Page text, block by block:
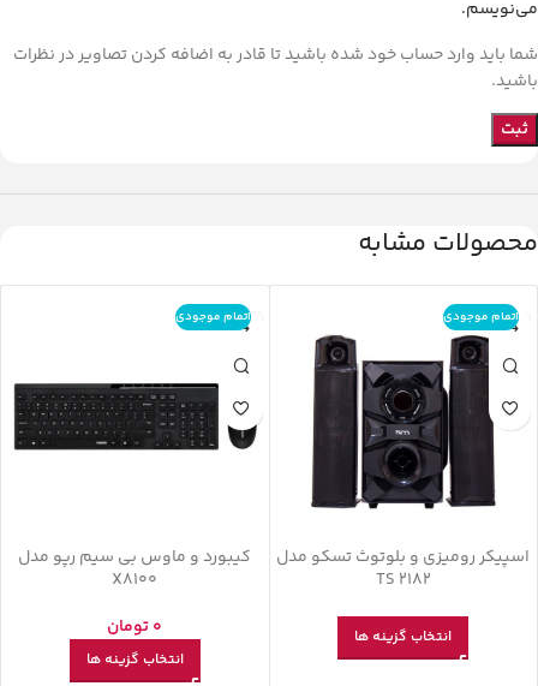
می‌نویسم.
شما باید وارد حساب خود شده باشید تا قادر به اضافه کردن تصاویر در نظرات
باشید.
محصولات مشابه
اتمام موجودی
اسپیکر رومیزی و بلوتوث تسکو مدل
TS 2182
انتخاب گزینه ها
اتمام موجودی
کیبورد و ماوس بی سیم رپو مدل
X8100
0تومان
انتخاب گزینه ها